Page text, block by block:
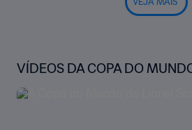
VÍDEOS DA COPA DO